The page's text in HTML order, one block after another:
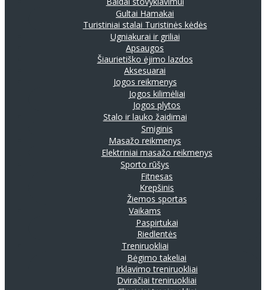
Gultai Hamakai
Turistiniai stalai Turistinės kėdės
Ugniakurai ir griliai
Apsaugos
Šiaurietiško ėjimo lazdos
Aksesuarai
Jogos reikmenys
Jogos kilimėliai
Jogos plytos
Stalo ir lauko žaidimai
Smiginis
Masažo reikmenys
Elektriniai masažo reikmenys
Sporto rūšys
Fitnesas
Krepšinis
Žiemos sportas
Vaikams
Paspirtukai
Riedlentės
Treniruokliai
Bėgimo takeliai
Irklavimo treniruokliai
Dviračiai treniruokliai